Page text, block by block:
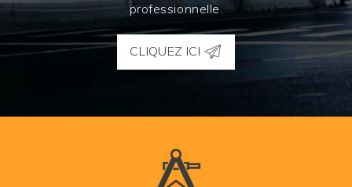
professionnelle.
CLIQUEZ ICI